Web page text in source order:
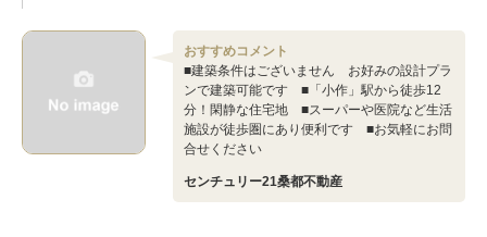
おすすめコメント
■建築条件はございません お好みの設計プラ
ンで建築可能です ■「小作」駅から徒歩12
分！閑静な住宅地 ■スーパーや医院など生活
施設が徒歩圏にあり便利です ■お気軽にお問
合せください
センチュリー21桑都不動産